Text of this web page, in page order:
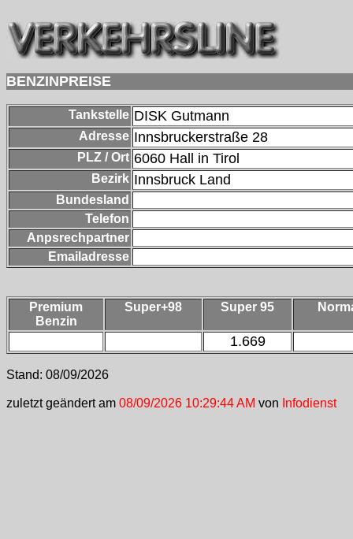
BENZINPREISE
Tankstelle DISK Gutmann
Adresse Innsbruckerstraße 28
PLZ / Ort 6060 Hall in Tirol
Bezirk Innsbruck Land
Bundesland
Telefon
Anpsrechpartner
Emailadresse
Premium
Benzin
Super+98 Super 95
1.669
Stand: 08/09/2026
zuletzt geändert am 08/09/2026 10:29:44 AM von Infodienst